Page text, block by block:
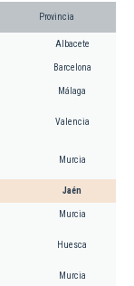
Provincia
Albacete
Barcelona
Málaga
Valencia
Murcia
Jaén
Murcia
Huesca
Murcia